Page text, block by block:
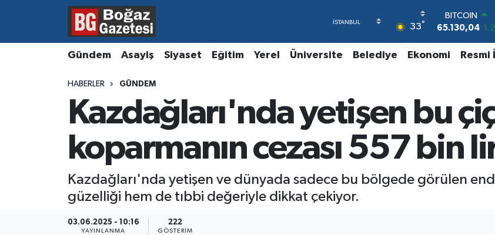
33°
BITCOIN
65.130,04 1.2
47,7069
0.17
0.02
GRAM ALTIN
6618.49 2.12
BİST100
13.887
Gündem Asayiş Siyaset Eğitim Yerel Üniversite Belediye Ekonomi
HABERLER GÜNDEM
Kazdağları'nda yetişen bu
koparmanın cezası 557 bin
Kazdağları'nda yetişen ve dünyada sadece bu bölgede görülen
güzelliği hem de tıbbi değeriyle dikkat çekiyor.
03.06.2025 - 10:16
YAYINLANMA
222
GÖSTERIM
Asayiş
Gündem
Kültür ve Sanat
Magazin
Resmi İlanlar
Hava Durumu
Süper Lig Puan Durumu ve Fikstür
Tüm Manşetler
Son Dakika Haberleri
Haber Arşivi